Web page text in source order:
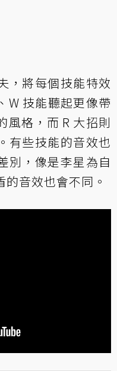
，將每個技能特效
W 技能聽起更像帶
風格，而 R 大招則
有些技能的音效也
別，像是李星為自
音效也會不同。